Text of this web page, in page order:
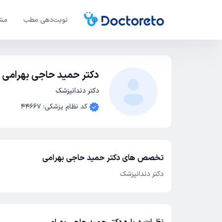
نوبت‌دهی مطب
دکتر حمید حاجی بهرامی
دکتر دندانپزشک
کد نظام پزشکی:
44667
تخصص های دکتر حمید حاجی بهرامی
دکتر دندانپزشک